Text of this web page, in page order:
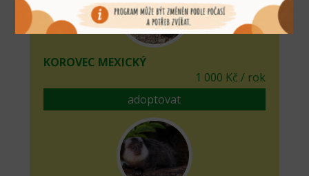
KOROVEC MEXICKÝ
1 000 Kč / rok
adoptovat